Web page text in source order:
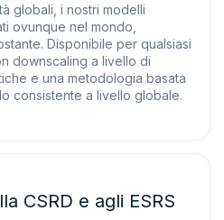
globali, i nostri modelli
ovunque nel mondo,
Disponibile per qualsiasi
downscaling a livello di
e una metodologia basata
consistente a livello globale.
CSRD e agli ESRS